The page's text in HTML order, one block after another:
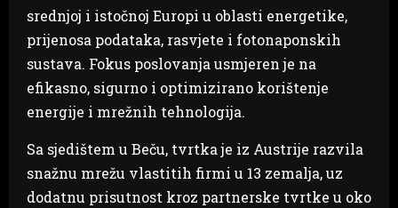
srednjoj i istočnoj Europi u oblasti energetike,
prijenosa podataka, rasvjete i fotonaponskih
sustava. Fokus poslovanja usmjeren je na
efikasno, sigurno i optimizirano korištenje
energije i mrežnih tehnologija.
Sa sjedištem u Beču, tvrtka je iz Austrije razvila
snažnu mrežu vlastitih firmi u 13 zemalja, uz
dodatnu prisutnost kroz partnerske tvrtke u oko